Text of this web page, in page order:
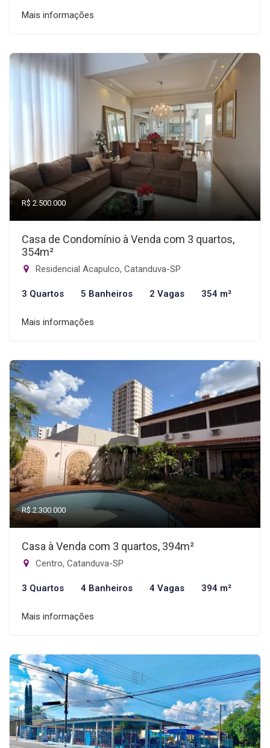
Mais informações
R$ 2.500.000
Casa de Condomínio à Venda com 3 quartos,
354m²
Residencial Acapulco, Catanduva-SP
3 Quartos 5 Banheiros 2 Vagas 354 m²
Mais informações
R$ 2.300.000
Casa à Venda com 3 quartos, 394m²
Centro, Catanduva-SP
3 Quartos 4 Banheiros 4 Vagas 394 m²
Mais informações